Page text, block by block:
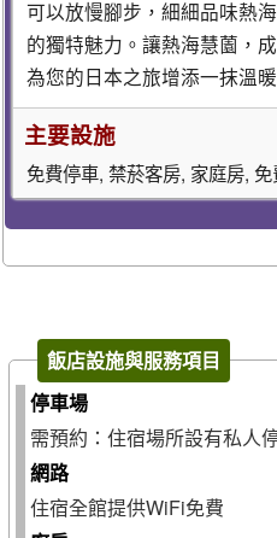
可以放慢腳步，細細品味熱
的獨特魅力。讓熱海慧薗，
為您的日本之旅增添一抹溫暖
主要設施
免費停車, 禁菸客房, 家庭房,
飯店設施與服務項目
停車場
需預約：住宿場所設有私人
網路
住宿全館提供WiFi免費